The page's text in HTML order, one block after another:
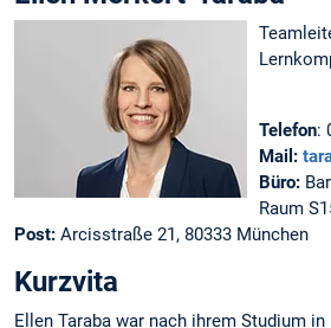
Telefon:
Mail:
Büro:
Raum
Post: Arcisstraße 21, 80333 München
Kurzvita
Ellen Taraba war nach ihrem Studium